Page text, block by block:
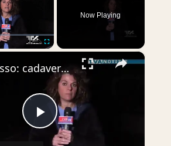
Now Playing
×
Play
Belpasso: cadavere di donna scoperto nel pomeriggio in un casolare di contrada Ritornella